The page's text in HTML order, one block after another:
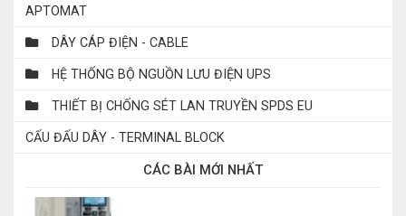
APTOMAT
DÂY CÁP ĐIỆN - CABLE
HỆ THỐNG BỘ NGUỒN LƯU ĐIỆN UPS
THIẾT BỊ CHỐNG SÉT LAN TRUYỀN SPDS EU
CẤU ĐẤU DÂY - TERMINAL BLOCK
CÁC BÀI MỚI NHẤT